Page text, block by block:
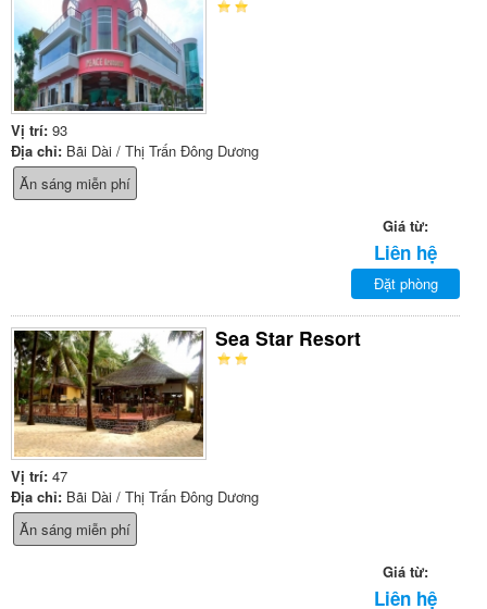
Vị trí: 93
Địa chỉ: Bãi Dài / Thị Trấn Đông Dương
Ăn sáng miễn phí
Giá từ:
Liên hệ
Đặt phòng
Sea Star Resort
Vị trí: 47
Địa chỉ: Bãi Dài / Thị Trấn Đông Dương
Ăn sáng miễn phí
Giá từ:
Liên hệ